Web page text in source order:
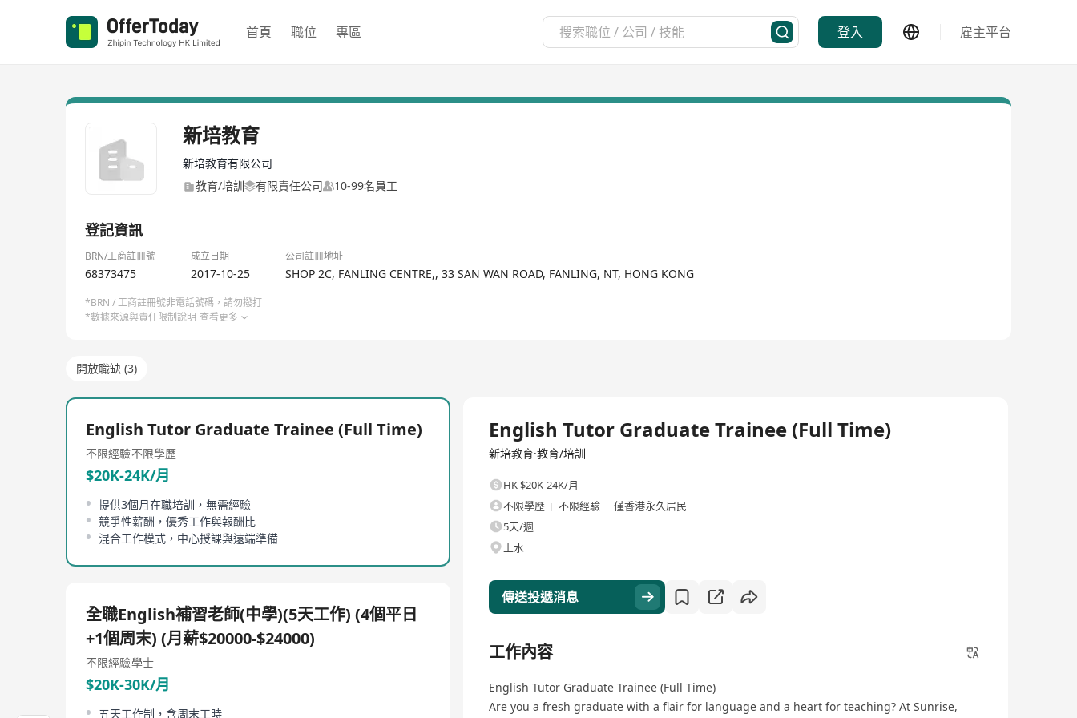
首頁 職位 專區 登入 雇主平台
新培教育
新培教育有限公司
教育/培訓
有限責任公司 10-99名員工
登記資訊
BRN/工商註冊號 成立日期 公司註冊地址
68373475 2017-10-25 SHOP 2C, FANLING CENTRE,, 33 SAN WAN ROAD, FANLING, NT, HONG KONG
*BRN / 工商註冊號非電話號碼，請勿撥打
*數據來源與責任限制說明 查看更多
開放職缺 (3)
English Tutor Graduate Trainee (Full Time)
不限經驗不限學歷
$20K-24K/月
提供3個月在職培訓，無需經驗
競爭性薪酬，優秀工作與報酬比
混合工作模式，中心授課與遠端準備
全職English補習老師(中學)(5天工作) (4個平日
+1個周末) (月薪$20000-$24000)
不限經驗學士
$20K-30K/月
五天工作制，含周末工時
English Tutor Graduate Trainee (Full Time)
新培教育·教育/培訓
HK $20K-24K/月
不限學歷
不限經驗
僅香港永久居民
5天/週
上水
傳送投遞消息
工作內容
English Tutor Graduate Trainee (Full Time)
Are you a fresh graduate with a flair for language and a heart for teaching? At Sunrise,